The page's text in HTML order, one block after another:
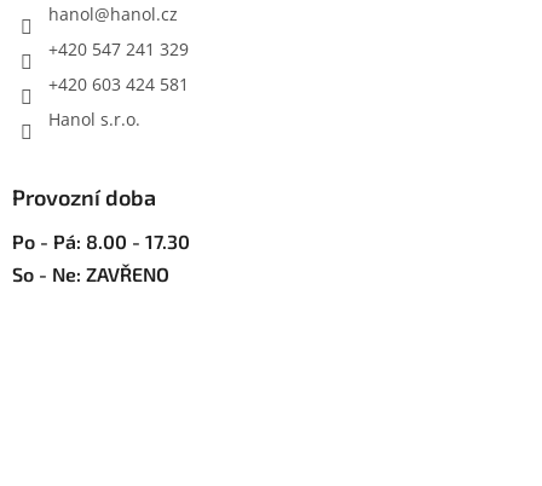
hanol@hanol.cz
+420 547 241 329
+420 603 424 581
Hanol s.r.o.
Provozní doba
Po - Pá: 8.00 - 17.30
So - Ne: ZAVŘENO